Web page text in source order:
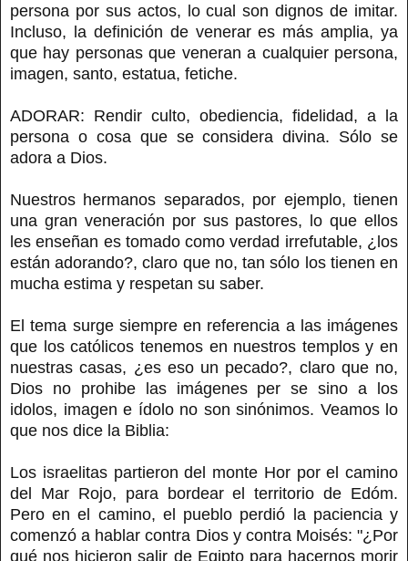
persona por sus actos, lo cual son dignos de imitar.
Incluso, la definición de venerar es más amplia, ya
que hay personas que veneran a cualquier persona,
imagen, santo, estatua, fetiche.
ADORAR: Rendir culto, obediencia, fidelidad, a la
persona o cosa que se considera divina. Sólo se
adora a Dios.
Nuestros hermanos separados, por ejemplo, tienen
una gran veneración por sus pastores, lo que ellos
les enseñan es tomado como verdad irrefutable, ¿los
están adorando?, claro que no, tan sólo los tienen en
mucha estima y respetan su saber.
El tema surge siempre en referencia a las imágenes
que los católicos tenemos en nuestros templos y en
nuestras casas, ¿es eso un pecado?, claro que no,
Dios no prohibe las imágenes per se sino a los
idolos, imagen e ídolo no son sinónimos. Veamos lo
que nos dice la Biblia:
Los israelitas partieron del monte Hor por el camino
del Mar Rojo, para bordear el territorio de Edóm.
Pero en el camino, el pueblo perdió la paciencia y
comenzó a hablar contra Dios y contra Moisés: "¿Por
qué nos hicieron salir de Egipto para hacernos morir